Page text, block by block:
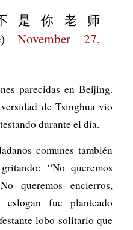
是你老师
November 27,
parecidas en Beijing.
de Tsinghua vio
durante el día.
comunes también
“No queremos
queremos encierros,
eslogan fue planteado
lobo solitario que